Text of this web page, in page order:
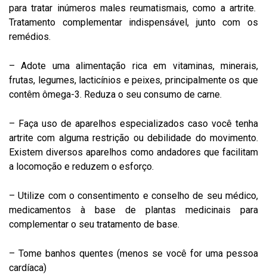
para tratar inúmeros males reumatismais, como a artrite.
Tratamento complementar indispensável, junto com os
remédios.
– Adote uma alimentação rica em vitaminas, minerais,
frutas, legumes, lacticínios e peixes, principalmente os que
contêm ômega-3. Reduza o seu consumo de carne.
– Faça uso de aparelhos especializados caso você tenha
artrite com alguma restrição ou debilidade do movimento.
Existem diversos aparelhos como andadores que facilitam
a locomoção e reduzem o esforço.
– Utilize com o consentimento e conselho de seu médico,
medicamentos à base de plantas medicinais para
complementar o seu tratamento de base.
– Tome banhos quentes (menos se você for uma pessoa
cardíaca)